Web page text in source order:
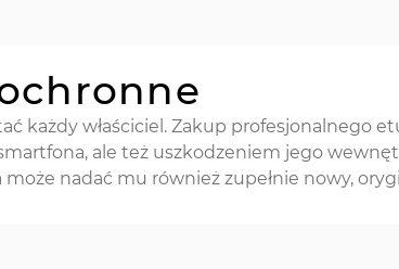
każdy właściciel. Zakup profesjonalnego
ale też uszkodzeniem jego
nadać mu również zupełnie nowy,